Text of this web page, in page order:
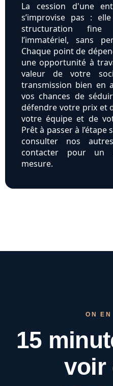
La cession d'une
s’improvise pas :
structuration
l’immatériel, sans
Chaque point de
une opportunité à
valeur de votre
transmission bien en
vos chances de
défendre votre prix et
votre équipe et de
Prêt à passer à l’étape
consulter nos
contacter pour un
mesure.
ON
15
voir